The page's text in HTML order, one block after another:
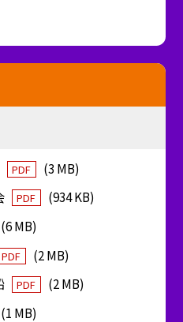
PDF
(3 MB)
PDF
(934 KB)
(6 MB)
PDF
(2 MB)
PDF
(2 MB)
(1 MB)